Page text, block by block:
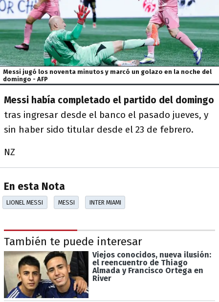
Messi jugó los noventa minutos y marcó un golazo en la noche del
domingo - AFP
Messi había completado el partido del domingo
tras ingresar desde el banco el pasado jueves, y
sin haber sido titular desde el 23 de febrero.
NZ
En esta Nota
LIONEL MESSI MESSI INTER MIAMI
También te puede interesar
Viejos conocidos, nueva ilusión:
el reencuentro de Thiago
Almada y Francisco Ortega en
River